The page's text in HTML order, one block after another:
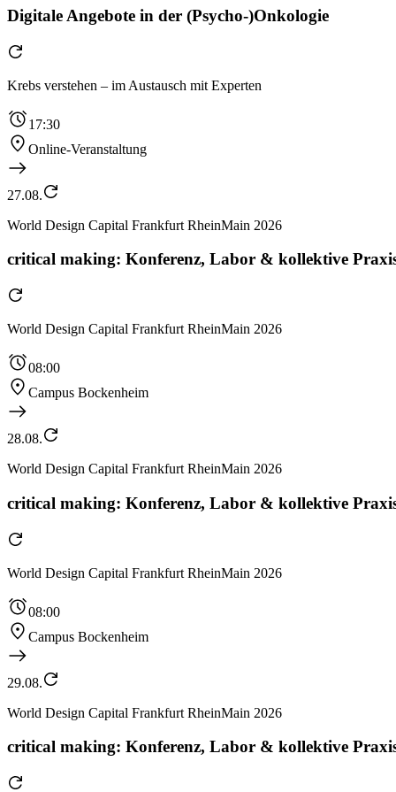
Digitale Angebote in der (Psycho-)Onkologie
Krebs verstehen – im Austausch mit Experten
17:30
Online-Veranstaltung
27.08.
World Design Capital Frankfurt RheinMain 2026
critical making: Konferenz, Labor & kollektive
World Design Capital Frankfurt RheinMain 2026
08:00
Campus Bockenheim
28.08.
World Design Capital Frankfurt RheinMain 2026
critical making: Konferenz, Labor & kollektive
World Design Capital Frankfurt RheinMain 2026
08:00
Campus Bockenheim
29.08.
World Design Capital Frankfurt RheinMain 2026
critical making: Konferenz, Labor & kollektive